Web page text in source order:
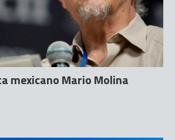
mexicano Mario Molina